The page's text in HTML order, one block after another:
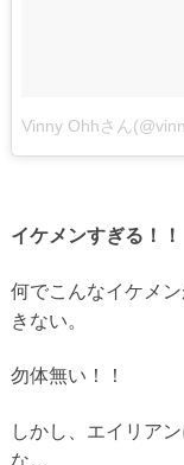
Vinny Ohhさん
イケメンすぎる！！
何でこんなイケメ
きない。
勿体無い！！
しかし、エイリア
な…